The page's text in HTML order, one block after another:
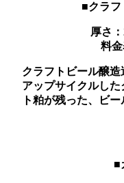
■クラフ
厚さ
料金
クラフトビール醸
アップサイクルし
ト粕が残った、ビ
■